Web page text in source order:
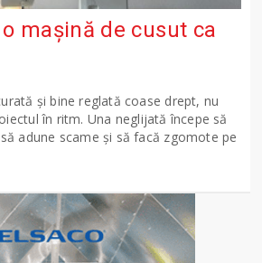
mașină de cusut ca
și bine reglată coase drept, nu
în ritm. Una neglijată începe să
adune scame și să facă zgomote pe